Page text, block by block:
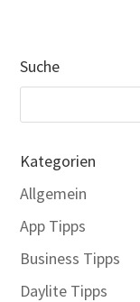
Suche
Kategorien
Allgemein
App Tipps
Business Tipps
Daylite Tipps